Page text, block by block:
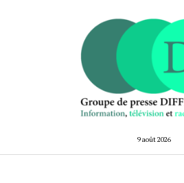
9 août 2026